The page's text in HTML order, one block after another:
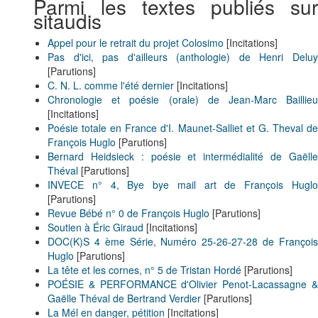
Parmi les textes publiés sur
sitaudis
Appel pour le retrait du projet Colosimo [Incitations]
Pas d'ici, pas d'ailleurs (anthologie) de Henri Deluy
[Parutions]
C. N. L. comme l'été dernier [Incitations]
Chronologie et poésie (orale) de Jean-Marc Baillieu
[Incitations]
Poésie totale en France d'I. Maunet-Salliet et G. Theval de
François Huglo [Parutions]
Bernard Heidsieck : poésie et intermédialité de Gaëlle
Théval [Parutions]
INVECE n° 4, Bye bye mail art de François Huglo
[Parutions]
Revue Bébé n° 0 de François Huglo [Parutions]
Soutien à Éric Giraud [Incitations]
DOC(K)S 4 ème Série, Numéro 25-26-27-28 de François
Huglo [Parutions]
La tête et les cornes, n° 5 de Tristan Hordé [Parutions]
POÉSIE & PERFORMANCE d'Olivier Penot-Lacassagne &
Gaëlle Théval de Bertrand Verdier [Parutions]
La Mél en danger, pétition [Incitations]